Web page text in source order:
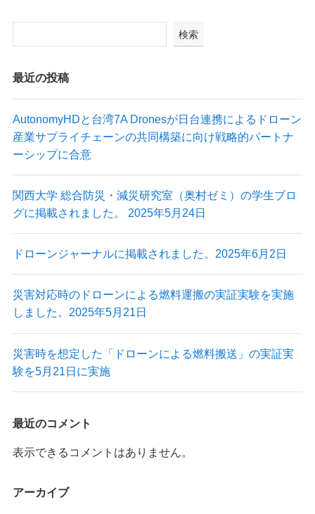
検索
最近の投稿
AutonomyHDと台湾7A Dronesが日台連携によるドローン
産業サプライチェーンの共同構築に向け戦略的パートナ
ーシップに合意
関西大学 総合防災・減災研究室（奥村ゼミ）の学生ブロ
グに掲載されました。 2025年5月24日
ドローンジャーナルに掲載されました。2025年6月2日
災害対応時のドローンによる燃料運搬の実証実験を実施
しました。2025年5月21日
災害時を想定した「ドローンによる燃料搬送」の実証実
験を5月21日に実施
最近のコメント
表示できるコメントはありません。
アーカイブ